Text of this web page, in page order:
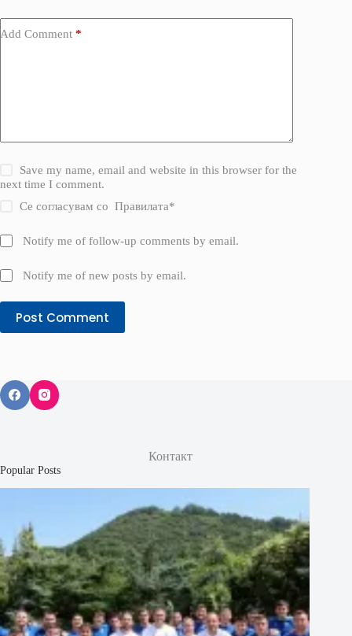
Add Comment *
Save my name, email and website in this browser for the
next time I comment.
Се согласувам соПравилата*
Notify me of follow-up comments by email.
Notify me of new posts by email.
Post Comment
Контакт
Popular Posts